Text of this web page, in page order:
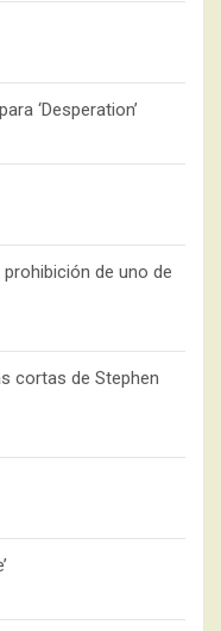
‘Desperation’
de uno de
cortas de Stephen